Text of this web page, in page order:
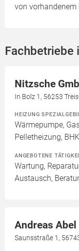
von
Fachbetriebe
Nitzsche
In Bolz 1, 56253
HEIZUNG
Wärmepumpe,
Pelletheizung,
ANGEBOTENE
Wartung,
Austausch,
Andreas
Saunsstraße 1,